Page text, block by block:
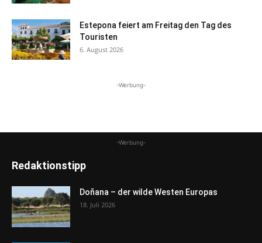
Estepona feiert am Freitag den Tag des
Touristen
6. August 2026
-Werbung-
-Werbung-
Redaktionstipp
Doñana – der wilde Westen Europas
18. Juli 2026